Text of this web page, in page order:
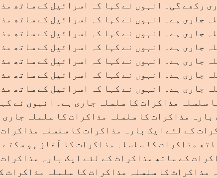
رکھے گی۔ انہوں نے کہا کہ اسرائیل کے ساتھ
جاری ہے۔ انہوں نے کہا کہ اسرائیل کے ساتھ
جاری ہے۔ انہوں نے کہا کہ اسرائیل کے ساتھ
جاری ہے۔ انہوں نے کہا کہ اسرائیل کے ساتھ
جاری ہے۔ انہوں نے کہا کہ اسرائیل کے ساتھ
جاری ہے۔ انہوں نے کہا کہ اسرائیل کے ساتھ
جاری ہے۔ انہوں نے کہا کہ اسرائیل کے ساتھ
سلسلہ مذاکرات کا سلسلہ جاری ہے۔ انہوں نے
بارہ مذاکرات کا سلسلہ مذاکرات کا سلسلہ جاری
کے لئے ایک بارہ مذاکرات کا سلسلہ
مذاکرات کا سلسلہ مذاکرات کا آغاز ہو سکتے
کے ساتھ مذاکرات کے لئے ایک بارہ
مذاکرات کا سلسلہ مذاکرات کا سلسلہ مذاکرات